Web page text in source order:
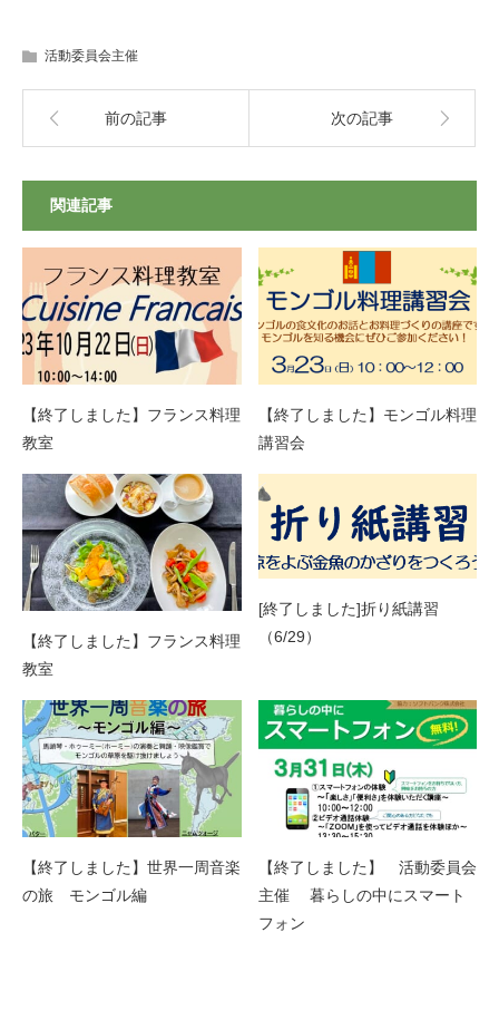
活動委員会主催
前の記事 次の記事
関連記事
【終了しました】フランス料理
教室
【終了しました】モンゴル料理
講習会
【終了しました】フランス料理
教室
[終了しました]折り紙講習
（6/29）
【終了しました】世界一周音楽
の旅 モンゴル編
【終了しました】 活動委員会
主催 暮らしの中にスマート
フォン